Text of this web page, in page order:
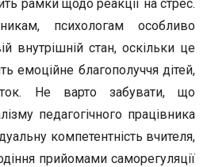
рамки щодо реакції на стрес.
психологам особливо
внутрішній стан, оскільки це
емоційне благополуччя дітей,
Не варто забувати, що
педагогічного працівника
компетентність вчителя,
прийомами саморегуляції